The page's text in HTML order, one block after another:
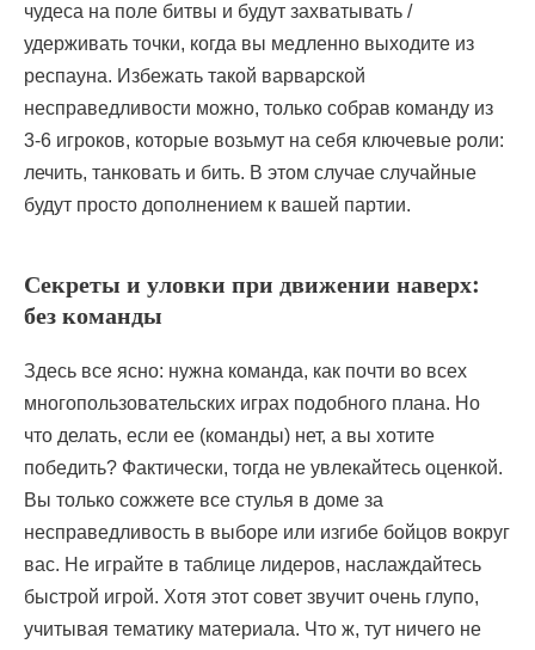
чудеса на поле битвы и будут захватывать /
удерживать точки, когда вы медленно выходите из
респауна. Избежать такой варварской
несправедливости можно, только собрав команду из
3-6 игроков, которые возьмут на себя ключевые роли:
лечить, танковать и бить. В этом случае случайные
будут просто дополнением к вашей партии.
Секреты и уловки при движении наверх:
без команды
Здесь все ясно: нужна команда, как почти во всех
многопользовательских играх подобного плана. Но
что делать, если ее (команды) нет, а вы хотите
победить? Фактически, тогда не увлекайтесь оценкой.
Вы только сожжете все стулья в доме за
несправедливость в выборе или изгибе бойцов вокруг
вас. Не играйте в таблице лидеров, наслаждайтесь
быстрой игрой. Хотя этот совет звучит очень глупо,
учитывая тематику материала. Что ж, тут ничего не